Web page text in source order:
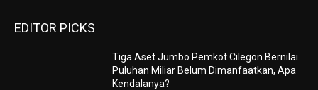
EDITOR PICKS
Tiga Aset Jumbo Pemkot Cilegon Bernilai
Puluhan Miliar Belum Dimanfaatkan, Apa
Kendalanya?